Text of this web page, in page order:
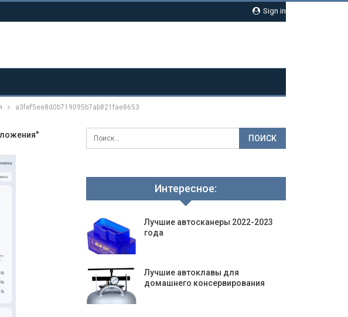
Sign in
a3fef5ee8d0b719095b7ab821fae8653
Интересное:
Лучшие автосканеры 2022-2023
года
Лучшие автоклавы для
домашнего консервирования